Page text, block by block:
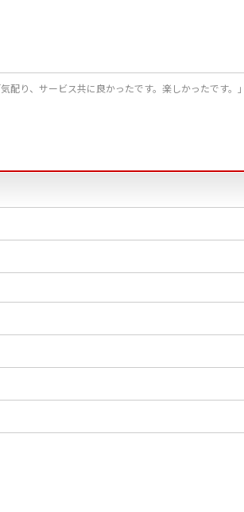
配り、サービス共に良かったです。楽しかったです。